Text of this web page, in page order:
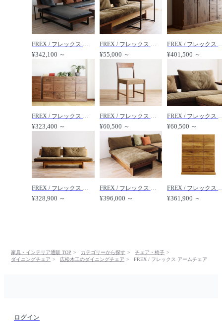
FREX / フレックス シェーズロングソファ 084 /
¥342,100 ～
FREX / フレックス サイドテーブル /
¥55,000 ～
FREX / フレック
¥401,500 ～
FREX / フレックス ローチェスト 138 /
¥323,400 ～
FREX / フレックス サイドチェア /
¥60,500 ～
FREX / フレック
¥60,500 ～
FREX / フレックス ウッドソファ /
¥328,900 ～
FREX / フレックス ウッドシェーズロングソファ 084 /
¥396,000 ～
FREX / フレック
¥361,900 ～
家具・インテリア通販 TOP カテゴリーから探す
チェア・椅子
ダイニングチェア
広松木工のダイニングチェア FREX / フレックス アームチェア
ログイン